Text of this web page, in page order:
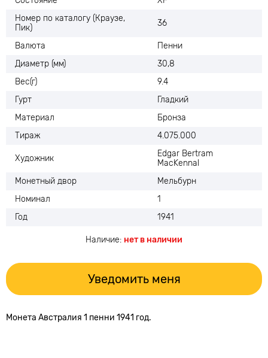
Номер по каталогу (Краузе,
Пик)
36
Валюта
Пенни
Диаметр (мм)
30,8
Вес(г)
9.4
Гурт
Гладкий
Материал
Бронза
Тираж
4.075.000
Художник
Edgar Bertram
MacKennal
Монетный двор
Мельбурн
Номинал
1
Год
1941
Наличие: нет в наличии
Уведомить меня
Монета Австралия 1 пенни 1941 год.